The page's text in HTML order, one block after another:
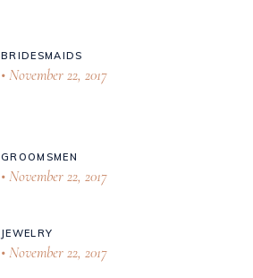
BRIDESMAIDS
November 22, 2017
GROOMSMEN
November 22, 2017
JEWELRY
November 22, 2017